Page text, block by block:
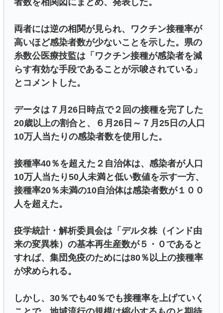
両者には逆の相関が見られ、ワクチン接種率が
高いほど感染者数が少ないことを示した。県の
糸数公医療技監は「ワクチン接種が感染者を減
らす有効な手段であることが示唆されている」
とコメントした。
データは７月26日時点で２回の接種を完了した
20歳以上の割合と、６月26日～７月25日の人口
10万人当たりの感染者数を使用した。
接種率40％を超えた２自治体は、感染者が人口
10万人当たり50人未満と低い数値を示す一方、
接種率20％未満の10自治体は感染者数が１００
人を超えた。
疫学統計・解析委員会は「デルタ株（インド由
来の変異株）の基本再生産数が５・０であると
すれば、集団免疫のためには80％以上の接種率
が求められる。
しかし、30％でも40％でも接種率を上げていく